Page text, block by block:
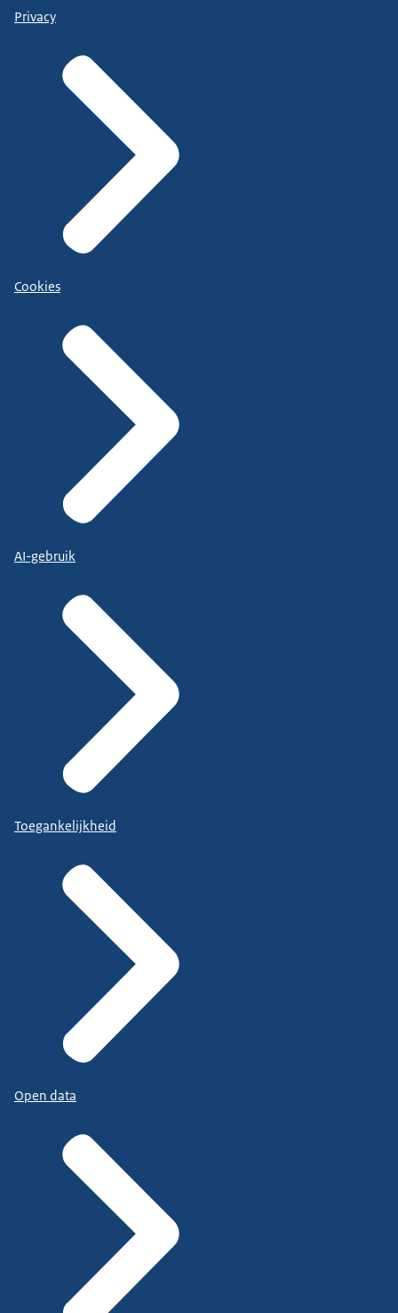
Privacy
Cookies
AI-gebruik
Toegankelijkheid
Open data